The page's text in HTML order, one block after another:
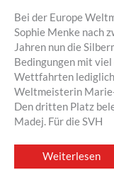
Bei der Europe
Sophie Menke nach
Jahren nun die
Bedingungen mit
Wettfahrten
Weltmeisterin
Den dritten Platz
Madej. Für die SVH
Sophie
Weiterlesen